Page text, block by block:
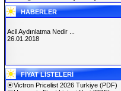
HABERLER
SOLAREX ISTANBUL 2019
30.01.2019
Acil Aydınlatma Nedir ...
26.01.2018
FİYAT LİSTELERİ
Victron Pricelist 2026 Turkiye (PDF)